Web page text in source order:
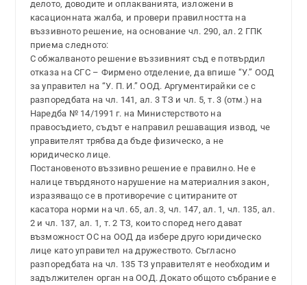
делото, доводите и оплакванията, изложени в
касационната жалба, и провери правилността на
въззивното решение, на основание чл. 290, ал. 2 ГПК
приема следното:
С обжалваното решение въззивният съд е потвърдил
отказа на СГС – Фирмено отделение, да впише “У.” ООД
за управител на “У. П. И.” ООД. Аргументирайки се с
разпоредбата на чл. 141, ал. 3 ТЗ и чл. 5, т. 3 (отм.) на
Наредба № 14/1991 г. на Министерството на
правосъдието, съдът е направил решаващия извод, че
управителят трябва да бъде физическо, а не
юридическо лице.
Постановеното въззивно решение е правилно. Не е
налице твърдяното нарушение на материалния закон,
изразяващо се в противоречие с цитираните от
касатора норми на чл. 65, ал. 3, чл. 147, ал. 1, чл. 135, ал.
2 и чл. 137, ал. 1, т. 2 ТЗ, които според него дават
възможност ОС на ООД да избере друго юридическо
лице като управител на дружеството. Съгласно
разпоредбата на чл. 135 ТЗ управителят е необходим и
задължителен орган на ООД. Докато общото събрание е